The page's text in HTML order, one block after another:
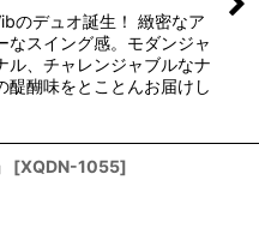
のデュオ誕生！ 緻密なア
なスイング感。モダンジャ
ル、チャレンジャブルなナ
醍醐味をとことんお届けし
[XQDN-1055]